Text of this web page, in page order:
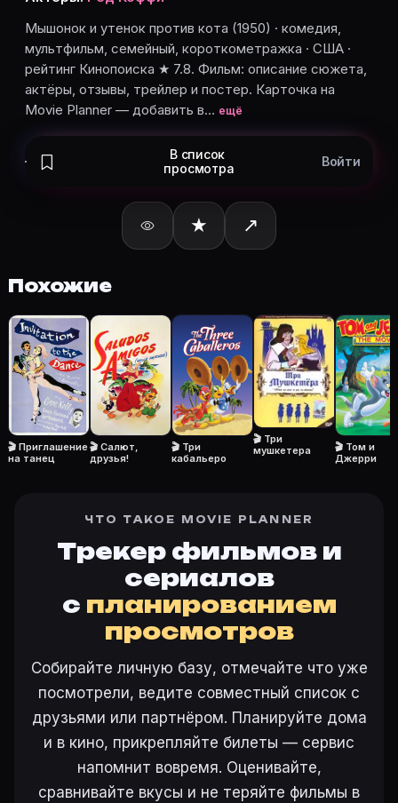
Кто актёры в «Мышонок и утенок против кота»
Режиссёр — Джозеф Барбера. В фильме «Мышонок и
Как добавить «Мышонок и утенок против кота» в
Откройте «Мышонок и утенок против кота (1950)»
Ещё на Movie Planner
Другие карточки: Горбатая гора (2005)
— сохранить «Мышонок и утенок
Мышонок и утенок против кота (1950) · комедия,
мультфильм, семейный, короткометражка · США ·
рейтинг Кинопоиска ★ 7.8. Фильм: описание сюжета,
актёры, отзывы, трейлер и постер. Карточка на
Movie Planner — добавить в… ещё
В список
просмотра
Войти
★ ↗
Похожие
🎬 Приглашение
на танец
🎬 Салют,
друзья!
🎬 Три
кабальеро
🎬 Три
мушкетера
🎬 Том и
Джерри
ЧТО ТАКОЕ MOVIE PLANNER
Трекер фильмов и
сериалов
с планированием
просмотров
Собирайте личную базу, отмечайте что уже
посмотрели, ведите совместный список с
друзьями или партнёром. Планируйте дома
и в кино, прикрепляйте билеты — сервис
напомнит вовремя. Оценивайте,
сравнивайте вкусы и не теряйте фильмы в